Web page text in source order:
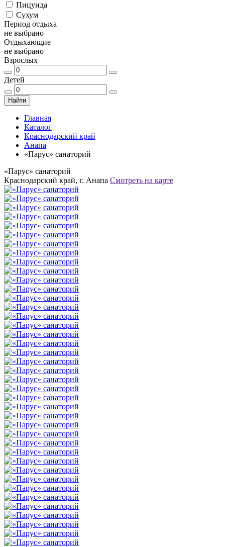
Пицунда
Сухум
Период отдыха
не выбрано
Отдыхающие
не выбрано
Взрослых
Детей
Найти
Главная
Каталог
Краснодарский край
Анапа
«Парус» санаторий
«Парус» санаторий
Краснодарский край, г. Анапа Смотреть на карте